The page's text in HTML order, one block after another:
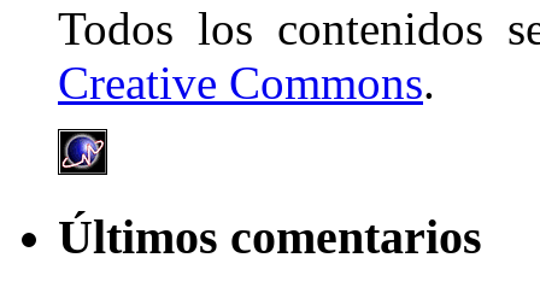
Todos los contenidos
Creative Commons.
Últimos comentarios